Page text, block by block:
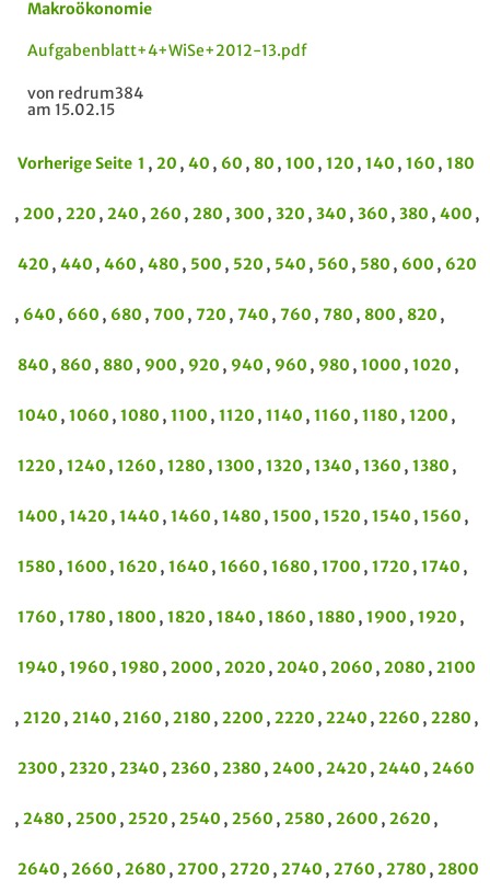
Makroökonomie
Aufgabenblatt+4+WiSe+2012-13.pdf
von redrum384
am 15.02.15
Vorherige Seite 1 , 20 , 40 , 60 , 80 , 100 , 120 , 140 , 160 , 180
, 200 , 220 , 240 , 260 , 280 , 300 , 320 , 340 , 360 , 380 , 400 ,
420 , 440 , 460 , 480 , 500 , 520 , 540 , 560 , 580 , 600 , 620
, 640 , 660 , 680 , 700 , 720 , 740 , 760 , 780 , 800 , 820 ,
840 , 860 , 880 , 900 , 920 , 940 , 960 , 980 , 1000 , 1020 ,
1040 , 1060 , 1080 , 1100 , 1120 , 1140 , 1160 , 1180 , 1200 ,
1220 , 1240 , 1260 , 1280 , 1300 , 1320 , 1340 , 1360 , 1380 ,
1400 , 1420 , 1440 , 1460 , 1480 , 1500 , 1520 , 1540 , 1560 ,
1580 , 1600 , 1620 , 1640 , 1660 , 1680 , 1700 , 1720 , 1740 ,
1760 , 1780 , 1800 , 1820 , 1840 , 1860 , 1880 , 1900 , 1920 ,
1940 , 1960 , 1980 , 2000 , 2020 , 2040 , 2060 , 2080 , 2100
, 2120 , 2140 , 2160 , 2180 , 2200 , 2220 , 2240 , 2260 , 2280 ,
2300 , 2320 , 2340 , 2360 , 2380 , 2400 , 2420 , 2440 , 2460
, 2480 , 2500 , 2520 , 2540 , 2560 , 2580 , 2600 , 2620 ,
2640 , 2660 , 2680 , 2700 , 2720 , 2740 , 2760 , 2780 , 2800